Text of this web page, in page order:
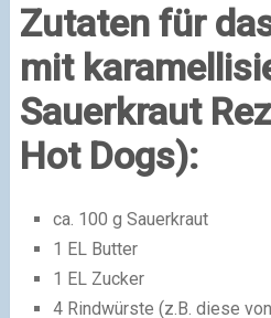
Zutaten für
mit
Sauerkraut
Hot Dogs):
ca. 100 g Sauerkraut
1 EL Butter
1 EL Zucker
4 Rindwürste (z.B. diese